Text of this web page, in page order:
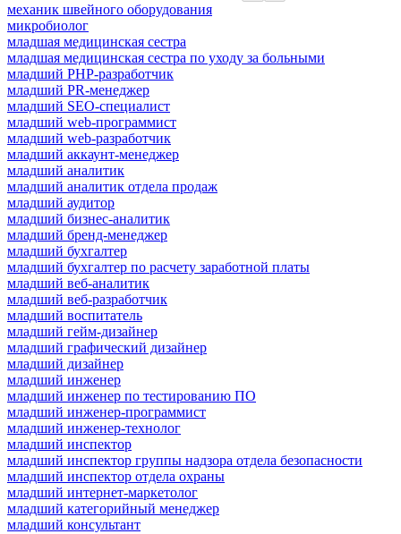
механик швейного оборудования
микробиолог
младшая медицинская сестра
младшая медицинская сестра по уходу за больными
младший PHP-разработчик
младший PR-менеджер
младший SEO-специалист
младший web-программист
младший web-разработчик
младший аккаунт-менеджер
младший аналитик
младший аналитик отдела продаж
младший аудитор
младший бизнес-аналитик
младший бренд-менеджер
младший бухгалтер
младший бухгалтер по расчету заработной платы
младший веб-аналитик
младший веб-разработчик
младший воспитатель
младший гейм-дизайнер
младший графический дизайнер
младший дизайнер
младший инженер
младший инженер по тестированию ПО
младший инженер-программист
младший инженер-технолог
младший инспектор
младший инспектор группы надзора отдела безопасности
младший инспектор отдела охраны
младший интернет-маркетолог
младший категорийный менеджер
младший консультант